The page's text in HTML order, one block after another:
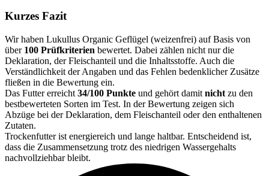
Kurzes Fazit
Wir haben Lukullus Organic Geflügel (weizenfrei) auf Basis von
über 100 Prüfkriterien bewertet. Dabei zählen nicht nur die
Deklaration, der Fleischanteil und die Inhaltsstoffe. Auch die
Verständlichkeit der Angaben und das Fehlen bedenklicher Zusätze
fließen in die Bewertung ein.
Das Futter erreicht 34/100 Punkte und gehört damit nicht zu den
bestbewerteten Sorten im Test. In der Bewertung zeigen sich
Abzüge bei der Deklaration, dem Fleischanteil oder den enthaltenen
Zutaten.
Trockenfutter ist energiereich und lange haltbar. Entscheidend ist,
dass die Zusammensetzung trotz des niedrigen Wassergehalts
nachvollziehbar bleibt.